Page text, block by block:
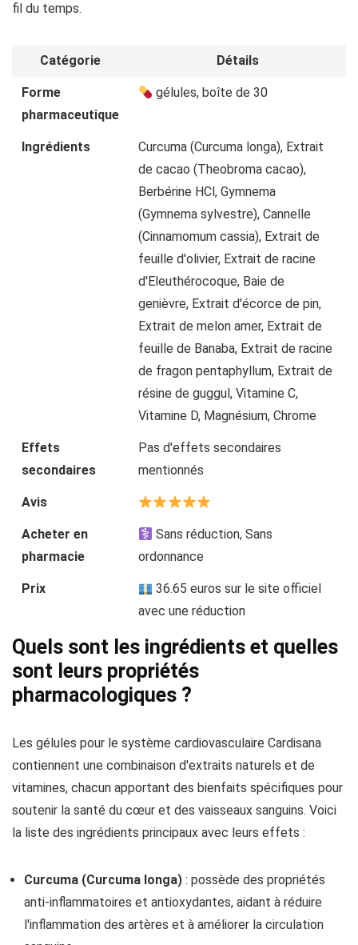
fil du temps.
Catégorie Détails
Forme
pharmaceutique
gélules, boîte de 30
Ingrédients
Curcuma (Curcuma longa), Extrait
de cacao (Theobroma cacao),
Berbérine HCl, Gymnema
(Gymnema sylvestre), Cannelle
(Cinnamomum cassia), Extrait de
feuille d'olivier, Extrait de racine
d'Eleuthérocoque, Baie de
genièvre, Extrait d'écorce de pin,
Extrait de melon amer, Extrait de
feuille de Banaba, Extrait de racine
de fragon pentaphyllum, Extrait de
résine de guggul, Vitamine C,
Vitamine D, Magnésium, Chrome
Effets
secondaires
Pas d'effets secondaires
mentionnés
Avis
Acheter en
pharmacie
Sans réduction, Sans
ordonnance
Prix
36.65 euros sur le site officiel
avec une réduction
Quels sont les ingrédients et quelles
sont leurs propriétés
pharmacologiques ?
Les gélules pour le système cardiovasculaire Cardisana
contiennent une combinaison d'extraits naturels et de
vitamines, chacun apportant des bienfaits spécifiques pour
soutenir la santé du cœur et des vaisseaux sanguins. Voici
la liste des ingrédients principaux avec leurs effets :
Curcuma (Curcuma longa) : possède des propriétés
anti-inflammatoires et antioxydantes, aidant à réduire
l'inflammation des artères et à améliorer la circulation